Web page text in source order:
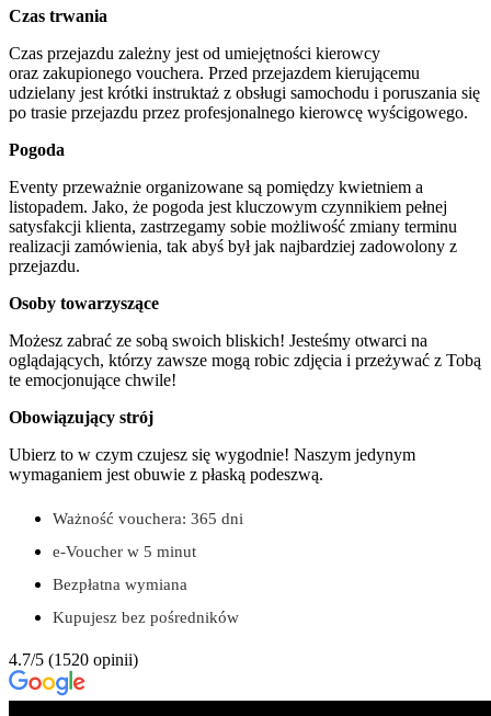
Czas trwania
Czas przejazdu zależny jest od umiejętności kierowcy
oraz zakupionego vouchera. Przed przejazdem kierującemu
udzielany jest krótki instruktaż z obsługi samochodu i poruszania się
po trasie przejazdu przez profesjonalnego kierowcę wyścigowego.
Pogoda
Eventy przeważnie organizowane są pomiędzy kwietniem a
listopadem. Jako, że pogoda jest kluczowym czynnikiem pełnej
satysfakcji klienta, zastrzegamy sobie możliwość zmiany terminu
realizacji zamówienia, tak abyś był jak najbardziej zadowolony z
przejazdu.
Osoby towarzyszące
Możesz zabrać ze sobą swoich bliskich! Jesteśmy otwarci na
oglądających, którzy zawsze mogą robic zdjęcia i przeżywać z Tobą
te emocjonujące chwile!
Obowiązujący strój
Ubierz to w czym czujesz się wygodnie! Naszym jedynym
wymaganiem jest obuwie z płaską podeszwą.
Ważność vouchera: 365 dni
e-Voucher w 5 minut
Bezpłatna wymiana
Kupujesz bez pośredników
4.7/5 (1520 opinii)